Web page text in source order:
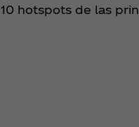
hotspots de las